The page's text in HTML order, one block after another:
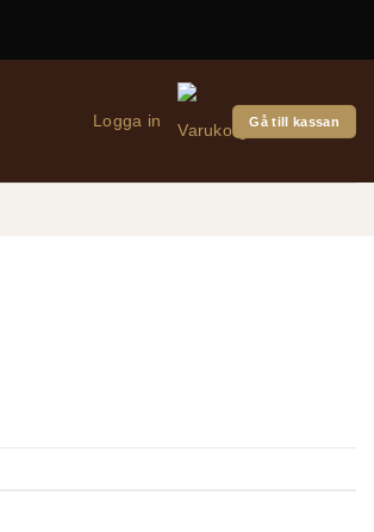
Logga in Gå till kassan